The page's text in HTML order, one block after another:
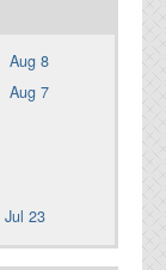
Aug 8
Aug 7
Jul 23